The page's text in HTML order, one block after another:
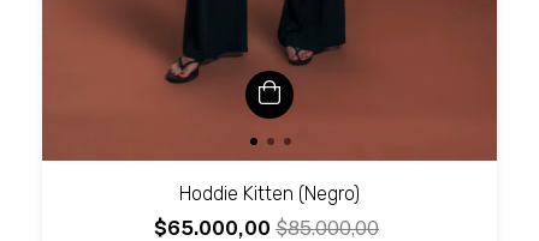
Hoddie Kitten (Negro)
$65.000,00 $85.000,00